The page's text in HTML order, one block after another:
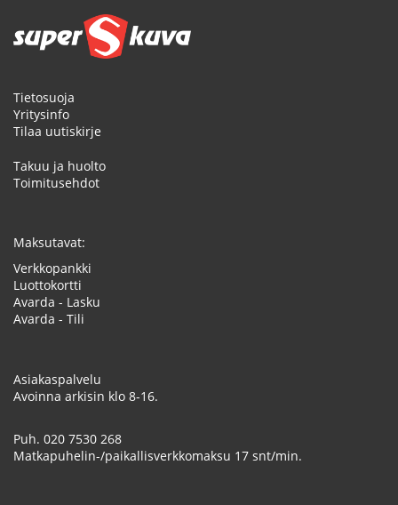
Tietosuoja
Yritysinfo
Tilaa uutiskirje
Takuu ja huolto
Toimitusehdot
Maksutavat:
Verkkopankki
Luottokortti
Avarda - Lasku
Avarda - Tili
Asiakaspalvelu
Avoinna arkisin klo 8-16.
Puh. 020 7530 268
Matkapuhelin-/paikallisverkkomaksu 17 snt/min.